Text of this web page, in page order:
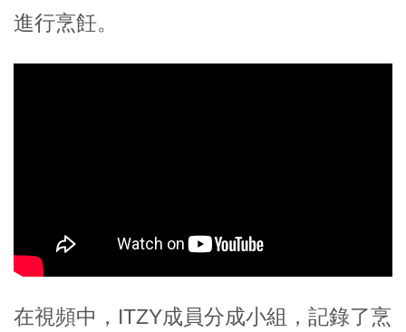
進行烹飪。
在視頻中，ITZY成員分成小組，記錄了烹